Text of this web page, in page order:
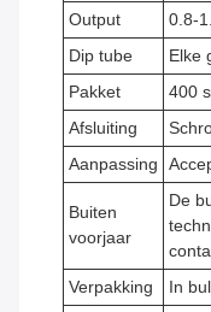
Output
0.8-
Dip tube
Elke
Pakket
400
Afsluiting
Aanpassing
Buiten
voorjaar
De
Verpakking
In